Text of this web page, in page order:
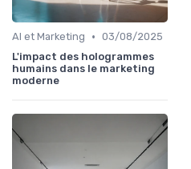
AI et Marketing • 03/08/2025
L'impact des hologrammes
humains dans le marketing
moderne